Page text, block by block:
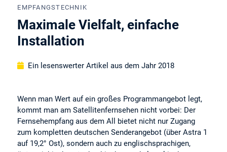
EMPFANGSTECHNIK
Maximale Vielfalt, einfache
Installation
Ein lesenswerter Artikel aus dem Jahr 2018
Wenn man Wert auf ein großes Programmangebot legt,
kommt man am Satellitenfernsehen nicht vorbei: Der
Fernsehempfang aus dem All bietet nicht nur Zugang
zum kompletten deutschen Senderangebot (über Astra 1
auf 19,2° Ost), sondern auch zu englischsprachigen,